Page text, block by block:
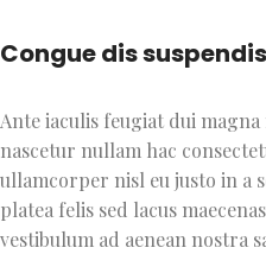
Congue dis
Ante iaculis feugiat dui magna
nascetur nullam hac
ullamcorper nisl eu justo in a
platea felis sed lacus
vestibulum ad aenean nostra